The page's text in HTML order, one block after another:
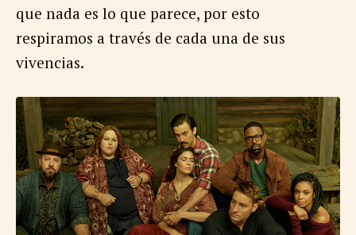
que nada es lo que parece, por esto
respiramos a través de cada una de sus
vivencias.